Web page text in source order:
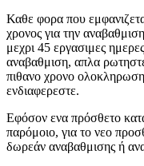
Καθε φορα που
χρονος για την
μεχρι 45 εργασιμες
αναβαθμιση, απλα
πιθανο χρονο
ενδιαφερεστε.
Εφόσον ενα πρόσθετο
παρόμοιο, για το νεο
δωρεάν αναβαθμισης ή